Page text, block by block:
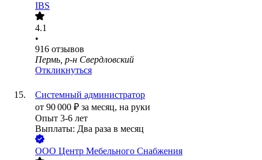
IBS
4.1
•
916 отзывов
Пермь, р-н Свердловский
Откликнуться
Системный администратор
от 90 000 ₽ за месяц, на руки
Опыт 3-6 лет
Выплаты: Два раза в месяц
ООО Центр Мебельного Снабжения